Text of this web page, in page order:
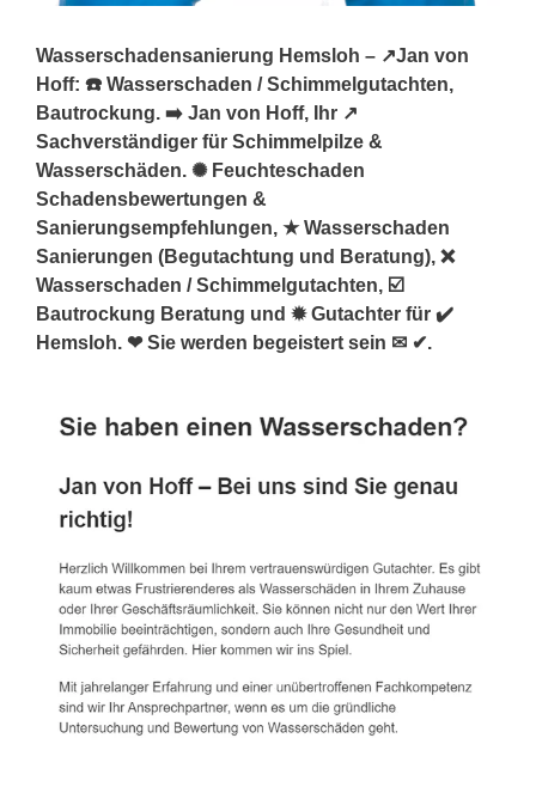
Wasserschadensanierung Hemsloh – ↗️Jan von
Hoff: ☎️ Wasserschaden / Schimmelgutachten,
Bautrockung. ➡️ Jan von Hoff, Ihr ↗️
Sachverständiger für Schimmelpilze &
Wasserschäden. ✺ Feuchteschaden
Schadensbewertungen &
Sanierungsempfehlungen, ★ Wasserschaden
Sanierungen (Begutachtung und Beratung), ❌
Wasserschaden / Schimmelgutachten, ☑️
Bautrockung Beratung und ✹ Gutachter für ✔️
Hemsloh. ❤ Sie werden begeistert sein ✉ ✔.